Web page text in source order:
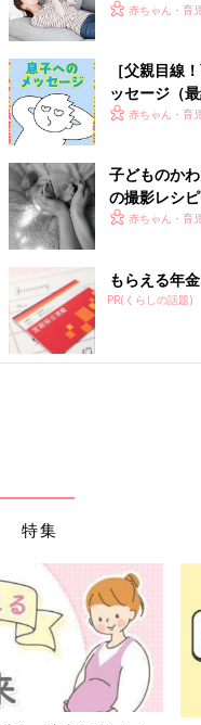
赤ちゃん・育
［父親目線
ッセージ（最
赤ちゃん・育
子どものか
の撮影レシ
赤ちゃん・育
もらえる年
PR(くらしの話題)
特集